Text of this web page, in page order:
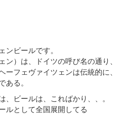
ンビールです。
ン）は、ドイツの呼び名の通り、
ーフェヴァイツェンは伝統的に、
ある。
、ビールは、こればかり、、。
ルとして全国展開してる